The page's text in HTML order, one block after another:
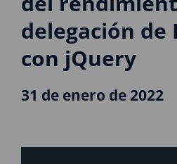
delegación de
con jQuery
31 de enero de 2022